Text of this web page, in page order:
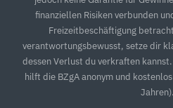
finanziellen Risiken verbunden
Freizeitbeschäftigung
verantwortungsbewusst, setze dir
dessen Verlust du verkraften
hilft die BZgA anonym und
Jahren).